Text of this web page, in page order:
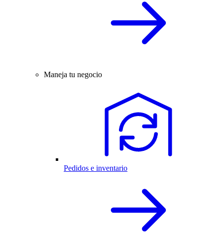
Maneja tu negocio
Pedidos e inventario